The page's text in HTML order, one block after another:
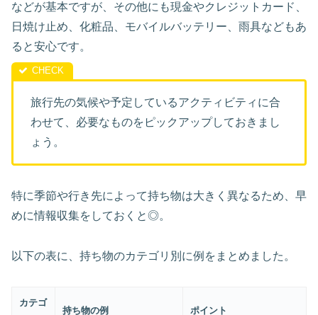
などが基本ですが、その他にも現金やクレジットカード、
日焼け止め、化粧品、モバイルバッテリー、雨具などもあ
ると安心です。
旅行先の気候や予定しているアクティビティに合
わせて、必要なものをピックアップしておきまし
ょう。
特に季節や行き先によって持ち物は大きく異なるため、早
めに情報収集をしておくと◎。
以下の表に、持ち物のカテゴリ別に例をまとめました。
カテゴ
持ち物の例 ポイント